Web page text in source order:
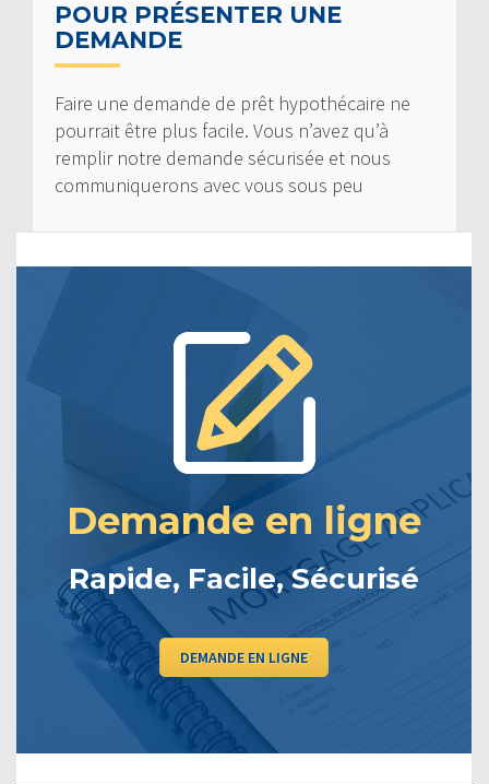
POUR PRÉSENTER UNE
DEMANDE
Faire une demande de prêt hypothécaire ne
pourrait être plus facile. Vous n’avez qu’à
remplir notre demande sécurisée et nous
communiquerons avec vous sous peu
Demande en ligne
Rapide, Facile, Sécurisé
DEMANDE EN LIGNE